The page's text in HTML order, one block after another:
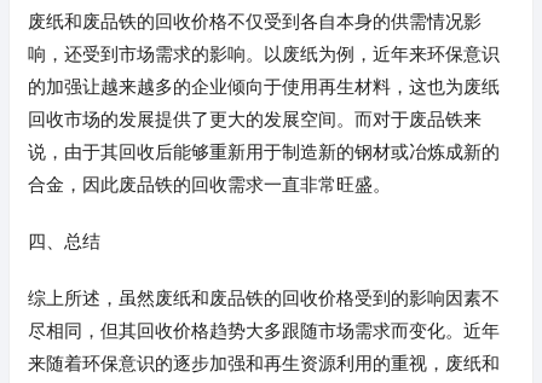
废纸和废品铁的回收价格不仅受到各自本身的供需情况影
响，还受到市场需求的影响。以废纸为例，近年来环保意识
的加强让越来越多的企业倾向于使用再生材料，这也为废纸
回收市场的发展提供了更大的发展空间。而对于废品铁来
说，由于其回收后能够重新用于制造新的钢材或冶炼成新的
合金，因此废品铁的回收需求一直非常旺盛。
四、总结
综上所述，虽然废纸和废品铁的回收价格受到的影响因素不
尽相同，但其回收价格趋势大多跟随市场需求而变化。近年
来随着环保意识的逐步加强和再生资源利用的重视，废纸和